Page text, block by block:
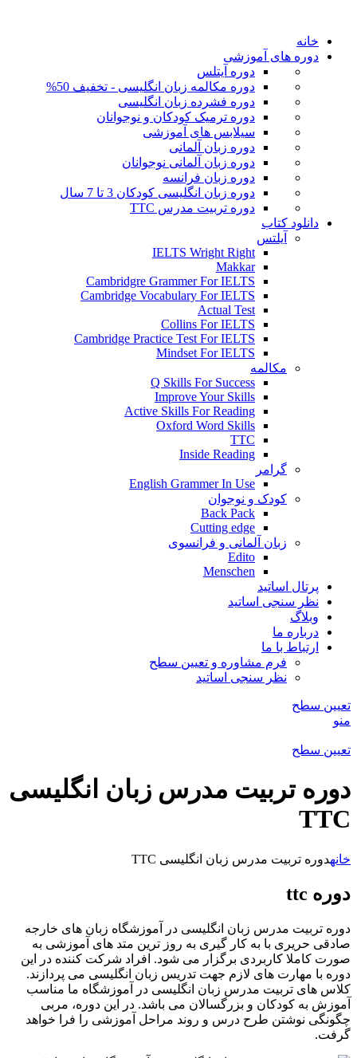
خانه
دوره های آموزشی
دوره آیتلس
دوره مکالمه زبان انگلیسی - تخفیف 50%
دوره فشرده زبان انگلیسی
دوره ترمیک کودکان و نوجوانان
سیلابس های آموزشی
دوره زبان آلمانی
دوره زبان آلمانی نوجوانان
دوره زبان فرانسه
دوره زبان انگلیسی کودکان 3 تا 7 سال
دوره تربیت مدرس TTC
دانلود کتاب
آیلتس
IELTS Wright Right
Makkar
Cambridgre Grammer For IELTS
Cambridge Vocabulary For IELTS
Actual Test
Collins For IELTS
Cambridge Practice Test For IELTS
Mindset For IELTS
مکالمه
Q Skills For Success
Improve Your Skills
Active Skills For Reading
Oxford Word Skills
TTC
Inside Reading
گرامر
English Grammer In Use
کودک و نوجوان
Back Pack
Cutting edge
زبان آلمانی و فرانسوی
Edito
Menschen
پرتال اساتید
نظر سنجی اساتید
وبلاگ
درباره ما
ارتباط با ما
فرم مشاوره و تعیین سطح
نظر سنجی اساتید
تعیین سطح
منو
تعیین سطح
دوره تربیت مدرس زبان انگلیسی
TTC
خانهدوره تربیت مدرس زبان انگلیسی TTC
دوره ttc
دوره تربیت مدرس زبان انگلیسی در آموزشگاه زبان های خارجه
صادقی حریری با به کار گیری به روز ترین متد های آموزشی به
صورت کاملا کاربردی برگزار می شود. افراد شرکت کننده در این
دوره با مهارت های لازم جهت تدریس زبان انگلیسی می پردازند.
کلاس های تربیت مدرس زبان انگلیسی در آموزشگاه ما مناسب
آموزش به کودکان و بزرگسالان می باشد. در این دوره، مربی
چگونگی نوشتن طرح درس و روند مراحل آموزشی را فرا خواهد
گرفت.